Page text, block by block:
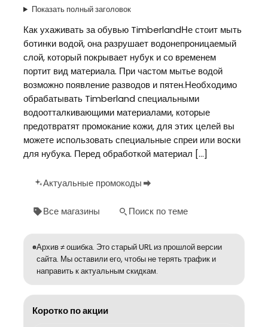
Показать полный заголовок
Как ухаживать за обувью TimberlandНе стоит мыть
ботинки водой, она разрушает водонепроницаемый
слой, который покрывает нубук и со временем
портит вид материала. При частом мытье водой
возможно появление разводов и пятен.Необходимо
обрабатывать Timberland специальными
водоотталкивающими материалами, которые
предотвратят промокание кожи, для этих целей вы
можете использовать специальные спреи или воски
для нубука. Перед обработкой материал […]
Актуальные промокоды
Все магазины Поиск по теме
Архив ≠ ошибка. Это старый URL из прошлой версии
сайта. Мы оставили его, чтобы не терять трафик и
направить к актуальным скидкам.
Коротко по акции